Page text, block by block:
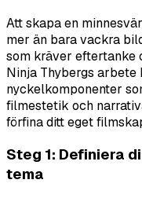
Att skapa en
mer än bara vackra
som kräver eftertanke
Ninja Thybergs arbete
nyckelkomponenter
filmestetik och
förfina ditt eget
Steg 1: Definiera
tema